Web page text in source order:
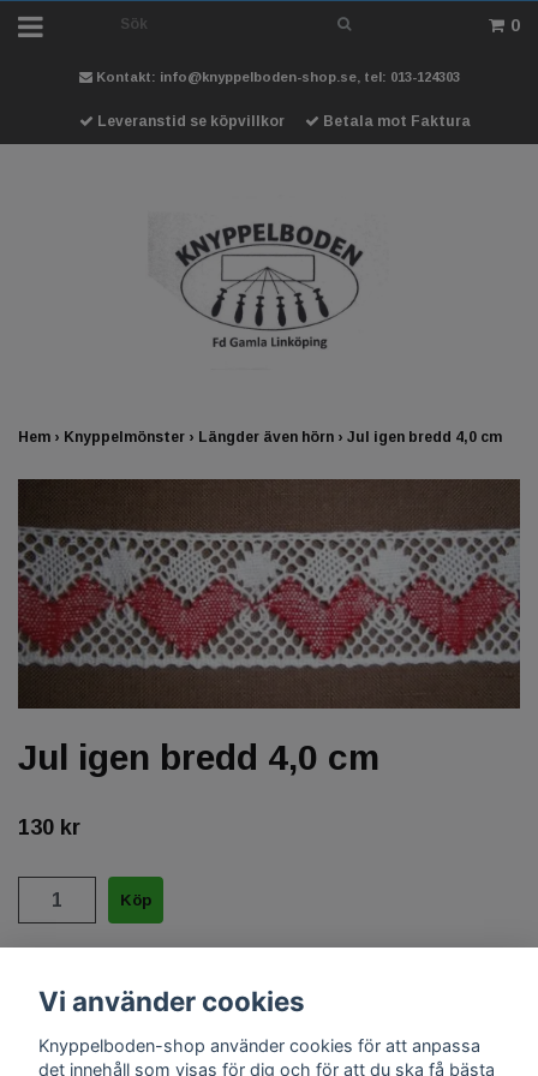
0
Kontakt: info@knyppelboden-shop.se, tel: 013-124303
Leveranstid se köpvillkor Betala mot Faktura
Hem › Knyppelmönster › Längder även hörn › Jul igen bredd 4,0 cm
Jul igen bredd 4,0 cm
130 kr
Vi använder cookies
Knyppelboden-shop använder cookies för att anpassa
det innehåll som visas för dig och för att du ska få bästa